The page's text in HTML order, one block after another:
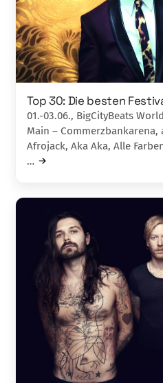
Top 30: Die besten
01.-03.06., BigCityBeats
Main – Commerzbankarena,
Afrojack, Aka Aka, Alle
…